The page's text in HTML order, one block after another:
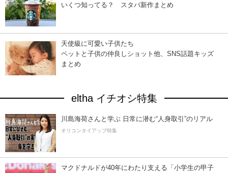
いくつ知ってる？ スタバ新作まとめ
天使級に可愛い子供たち
ペットと子供の仲良しショット他、SNS話題キッズ
まとめ
eltha イチオシ特集
川島海荷さんと学ぶ 日常に潜む“人身取引”のリアル
オリコンタイアップ特集
マクドナルドが40年にわたり支える「小学生の甲子